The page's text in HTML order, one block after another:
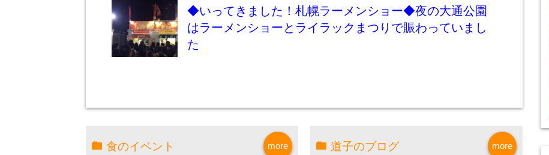
◆いってきました！札幌ラーメンショー◆夜の大通公園
はラーメンショーとライラックまつりで賑わっていまし
た
more
食のイベント more
道子のブログ